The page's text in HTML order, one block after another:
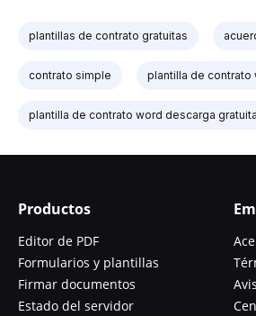
plantillas de contrato gratuitas
contrato simple plantilla de contrato
plantilla de contrato word descarga gratuita
Productos
Editor de PDF
Formularios y plantillas
Firmar documentos
Estado del servidor